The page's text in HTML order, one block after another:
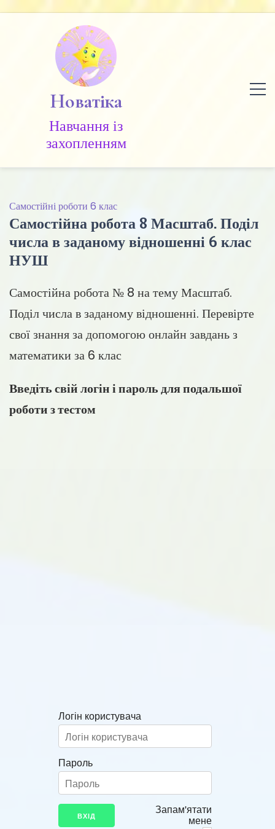
Новатіка
Навчання із
захопленням
Самостійні роботи 6 клас
Самостійна робота 8 Масштаб. Поділ
числа в заданому відношенні 6 клас
НУШ
Самостійна робота № 8 на тему Масштаб.
Поділ числа в заданому відношенні. Перевірте
свої знання за допомогою онлайн завдань з
математики за 6 клас
Введіть свій логін і пароль для подальшої
роботи з тестом
Логін користувача
Пароль
Запам'ятати
мене